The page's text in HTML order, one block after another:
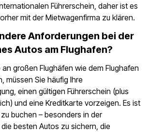
Führerschein, daher ist es
mit der Mietwagenfirma zu klären.
Anforderungen bei der
Autos am Flughafen?
an großen Flughäfen wie dem Flughafen
müssen Sie häufig Ihre
einen gültigen Führerschein (plus
und eine Kreditkarte vorzeigen. Es ist
buchen – besonders in der
besten Autos zu sichern, die